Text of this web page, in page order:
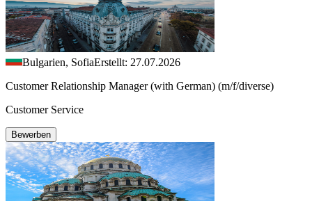
Bulgarien, SofiaErstellt: 27.07.2026
Customer Relationship Manager (with German) (m/f/diverse)
Customer Service
Bewerben